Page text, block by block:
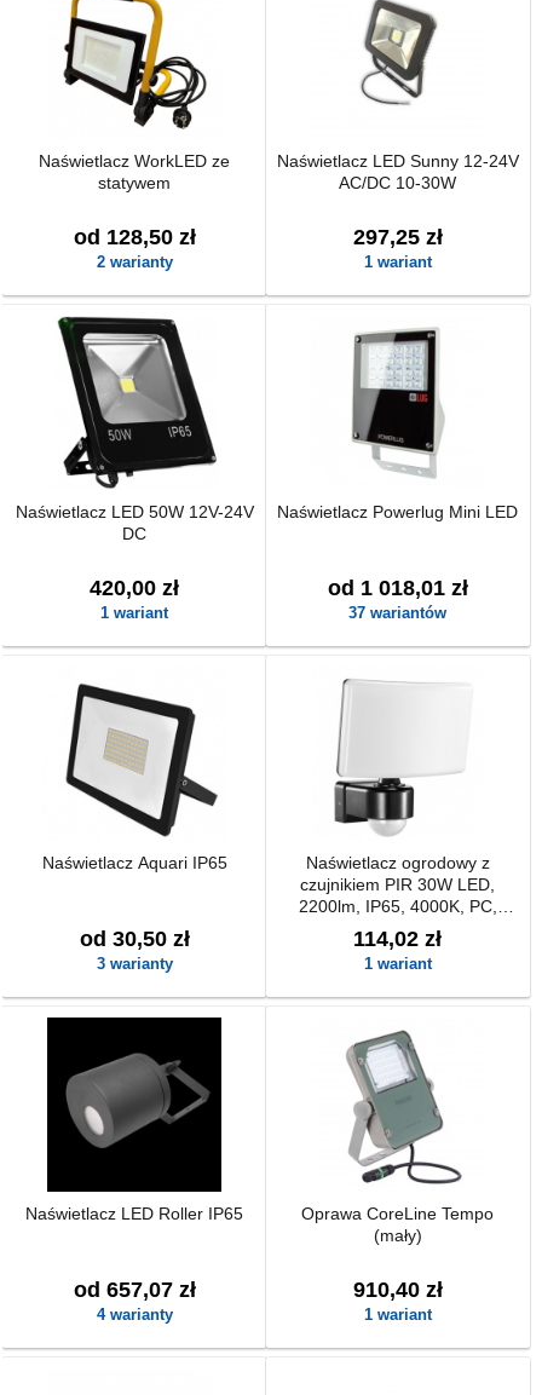
Naświetlacz WorkLED ze
statywem
od 128,50 zł
2 warianty
Naświetlacz LED Sunny 12-24V
AC/DC 10-30W
297,25 zł
1 wariant
Naświetlacz LED 50W 12V-24V
DC
420,00 zł
1 wariant
Naświetlacz Powerlug Mini LED
od 1 018,01 zł
37 wariantów
Naświetlacz Aquari IP65
od 30,50 zł
3 warianty
Naświetlacz ogrodowy z
czujnikiem PIR 30W LED,
2200lm, IP65, 4000K, PC,
czarny
114,02 zł
1 wariant
Naświetlacz LED Roller IP65
od 657,07 zł
4 warianty
Oprawa CoreLine Tempo
(mały)
910,40 zł
1 wariant